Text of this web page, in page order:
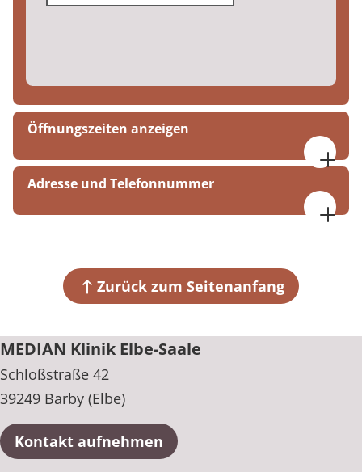
Öffnungszeiten anzeigen
Montag bis Freitag
07:00 bis 19:00 Uhr
Adresse und Telefonnummer
+49 39298 61-0
Zurück zum Seitenanfang
MEDIAN Klinik Elbe-Saale
Schloßstraße 42
39249 Barby (Elbe)
Kontakt aufnehmen